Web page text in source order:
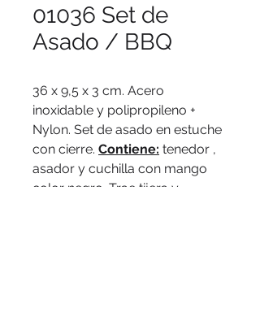
01036 Set de
Asado / BBQ
36 x 9,5 x 3 cm. Acero
inoxidable y polipropileno +
Nylon. Set de asado en estuche
con cierre. Contiene: tenedor ,
asador y cuchilla con mango
color negro. Trae tijera y